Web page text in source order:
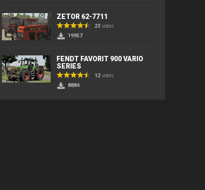
ZETOR 62-7711
23 votes
19957
FENDT FAVORIT 900 VARIO
SERIES
12 votes
8884